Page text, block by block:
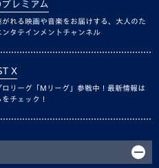
プレミアム
がれる映画や音楽をお届けする、大人のた
ンタテインメントチャンネル
X
ロリーグ「Mリーグ」参戦中！最新情報は
をチェック！